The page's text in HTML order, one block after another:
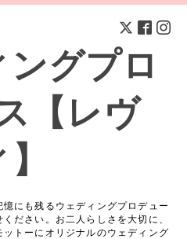
グプロ
【レヴ
にも残るウェディングプロデュー
ださい。お二人らしさを大切に、
トーにオリジナルのウェディング